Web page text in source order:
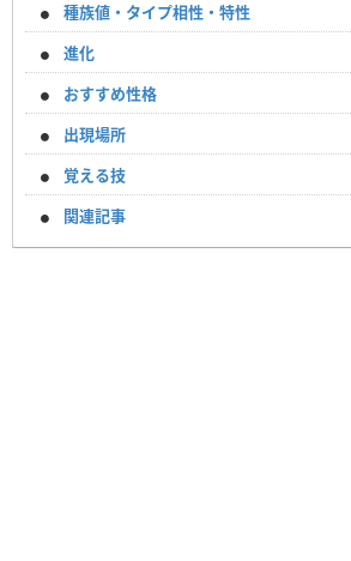
種族値・タイプ相性・特性
進化
おすすめ性格
出現場所
覚える技
関連記事